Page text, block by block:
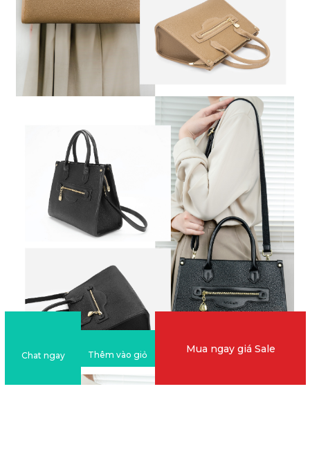
Chat ngay Thêm vào giỏ Mua ngay giá Sale